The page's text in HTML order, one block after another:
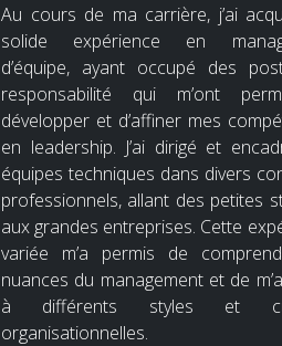
Au cours de ma carrière, j’ai
solide expérience en
d’équipe, ayant occupé des
responsabilité qui m’ont
développer et d’affiner mes
en leadership. J’ai dirigé et
équipes techniques dans divers
professionnels, allant des petites
aux grandes entreprises. Cette
variée m’a permis de
nuances du management et de
à différents styles et
organisationnelles.